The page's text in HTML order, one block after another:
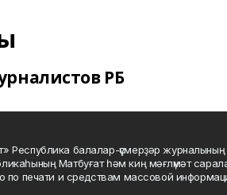
РБ
Республика балалар-үҫмерҙәр
Матбуғат һәм киң мәғлүмәт
по печати и средствам массовой